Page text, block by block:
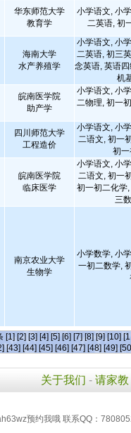
华东师范大学
教育学
小学语文, 小
二英语, 初
海南大学
水产养殖学
小学语文, 小
二英语, 初三
念英语, 英语
机
皖南医学院
助产学
小学语文, 小
二物理, 初一
四川师范大学
工程造价
小学语文, 小
二语文, 初一
初
皖南医学院
临床医学
小学语文, 小
二语文, 初一
初一初二化学
三
南京农业大学
生物学
小学数学, 小
一初二数学,
[1] [2] [3] [4] [5] [6] [7] [8] [9] [10]
[43] [44] [45] [46] [47] [48] [49]
关于我们 - 请家教
预约我哦 联系QQ：